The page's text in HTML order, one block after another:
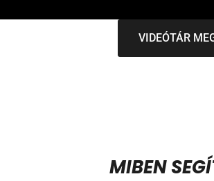
VIDEÓTÁR
MIBEN